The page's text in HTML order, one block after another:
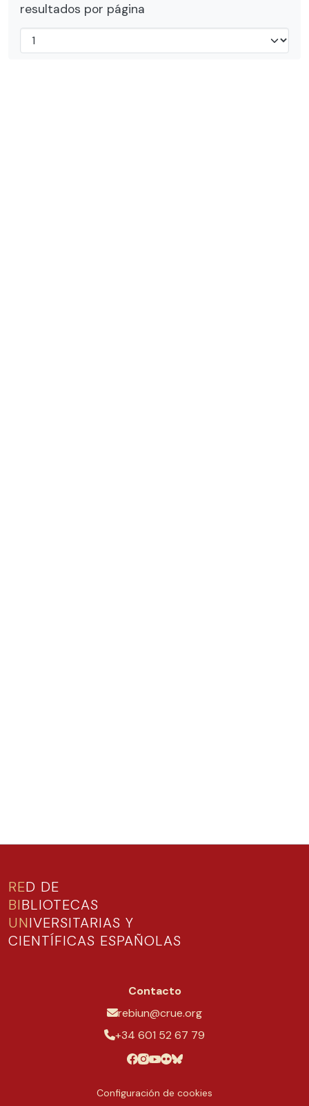
resultados por página
RED DE
BIBLIOTECAS
UNIVERSITARIAS Y
CIENTÍFICAS ESPAÑOLAS
Contacto
rebiun@crue.org
+34 601 52 67 79
Configuración de cookies